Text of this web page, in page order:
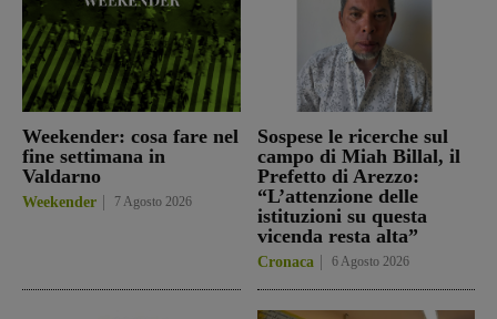
Weekender: cosa fare nel
fine settimana in
Valdarno
Weekender 7 Agosto 2026
Sospese le ricerche sul
campo di Miah Billal, il
Prefetto di Arezzo:
“L’attenzione delle
istituzioni su questa
vicenda resta alta”
Cronaca 6 Agosto 2026